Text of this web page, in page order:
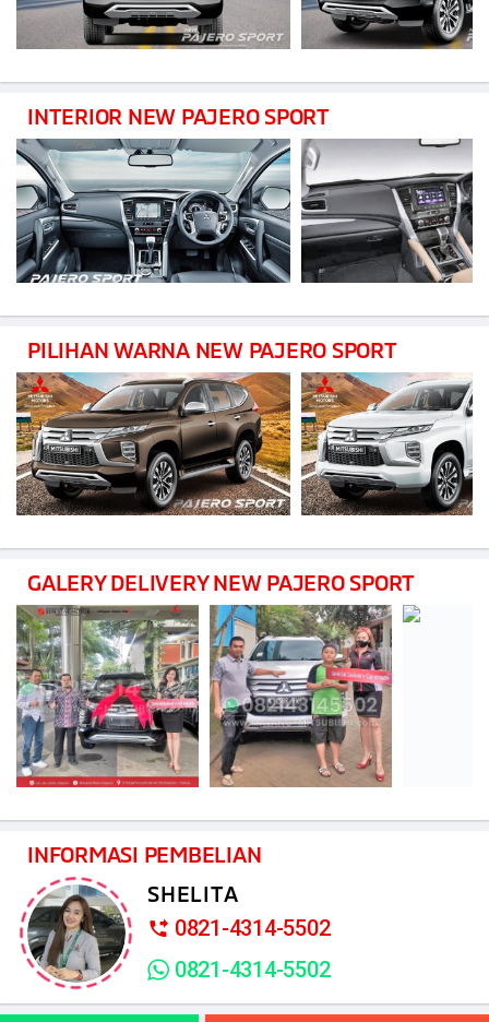
INTERIOR NEW PAJERO SPORT
PILIHAN WARNA NEW PAJERO SPORT
GALERY DELIVERY NEW PAJERO SPORT
INFORMASI PEMBELIAN
SHELITA
0821-4314-5502
0821-4314-5502